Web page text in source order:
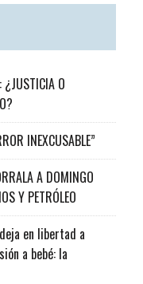
¿JUSTICIA O
INEXCUSABLE”
A DOMINGO
Y PETRÓLEO
en libertad a
a bebé: la